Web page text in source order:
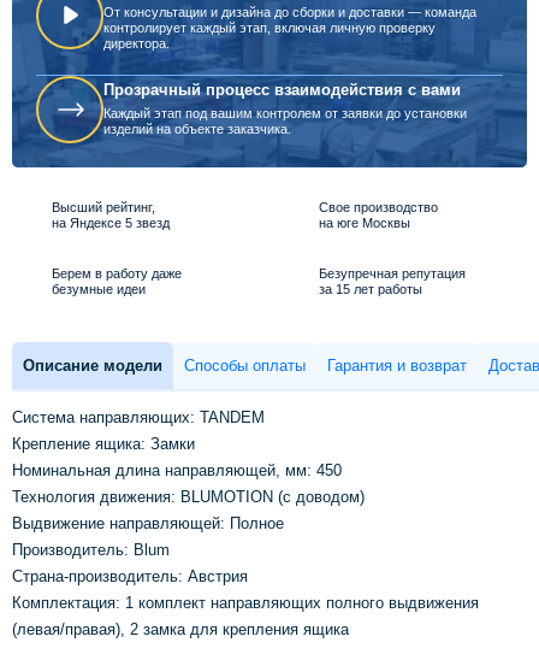
От консультации и дизайна до сборки и доставки — команда
контролирует каждый этап, включая личную проверку
директора.
Прозрачный процесс взаимодействия с вами
Каждый этап под вашим контролем от заявки до установки
изделий на объекте заказчика.
Высший рейтинг,
на Яндексе 5 звезд
Свое производство
на юге Москвы
Берем в работу даже
безумные идеи
Безупречная репутация
за 15 лет работы
Описание модели Способы оплаты Гарантия и возврат
Система направляющих: TANDEM
Крепление ящика: Замки
Номинальная длина направляющей, мм: 450
Технология движения: BLUMOTION (с доводом)
Выдвижение направляющей: Полное
Производитель: Blum
Страна-производитель: Австрия
Комплектация: 1 комплект направляющих полного выдвижения
(левая/правая), 2 замка для крепления ящика